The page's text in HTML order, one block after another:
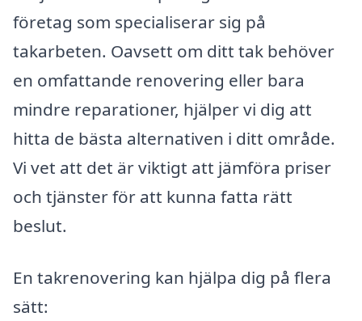
företag som specialiserar sig på
takarbeten. Oavsett om ditt tak behöver
en omfattande renovering eller bara
mindre reparationer, hjälper vi dig att
hitta de bästa alternativen i ditt område.
Vi vet att det är viktigt att jämföra priser
och tjänster för att kunna fatta rätt
beslut.
En takrenovering kan hjälpa dig på flera
sätt: